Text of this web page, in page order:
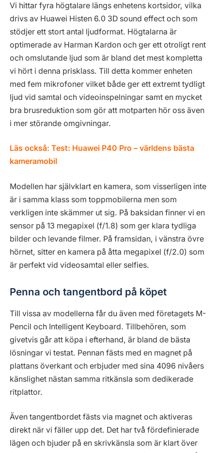
Vi hittar fyra högtalare längs enhetens kortsidor, vilka
drivs av Huawei Histen 6.0 3D sound effect och som
stödjer ett stort antal ljudformat. Högtalarna är
optimerade av Harman Kardon och ger ett otroligt rent
och omslutande ljud som är bland det mest kompletta
vi hört i denna prisklass. Till detta kommer enheten
med fem mikrofoner vilket både ger ett extremt tydligt
ljud vid samtal och videoinspelningar samt en mycket
bra brusreduktion som gör att motparten hör oss även
i mer störande omgivningar.
Läs också: Test: Huawei P40 Pro – världens bästa
kameramobil
Modellen har självklart en kamera, som visserligen inte
är i samma klass som toppmobilerna men som
verkligen inte skämmer ut sig. På baksidan finner vi en
sensor på 13 megapixel (f/1.8) som ger klara tydliga
bilder och levande filmer. På framsidan, i vänstra övre
hörnet, sitter en kamera på åtta megapixel (f/2.0) som
är perfekt vid videosamtal eller selfies.
Penna och tangentbord på köpet
Till vissa av modellerna får du även med företagets M-
Pencil och Intelligent Keyboard. Tillbehören, som
givetvis går att köpa i efterhand, är bland de bästa
lösningar vi testat. Pennan fästs med en magnet på
plattans överkant och erbjuder med sina 4096 nivåers
känslighet nästan samma ritkänsla som dedikerade
ritplattor.
Även tangentbordet fästs via magnet och aktiveras
direkt när vi fäller upp det. Det har två fördefinierade
lägen och bjuder på en skrivkänsla som är klart över